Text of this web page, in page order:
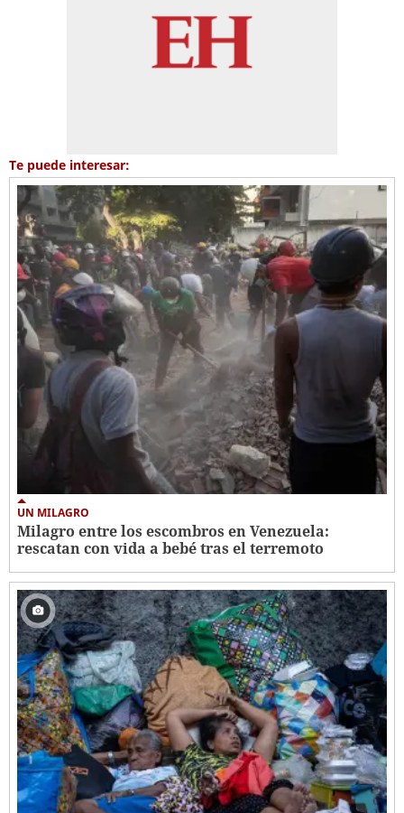
Te puede interesar:
UN MILAGRO
Milagro entre los escombros en Venezuela:
rescatan con vida a bebé tras el terremoto